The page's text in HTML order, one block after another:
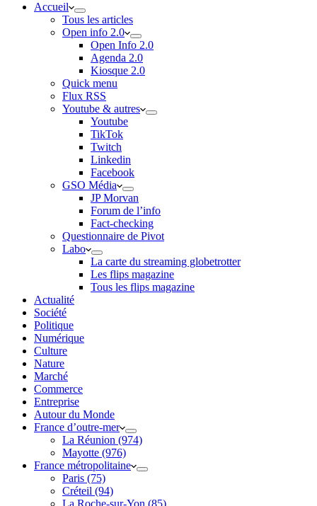
Accueil
Tous les articles
Open info 2.0
Open Info 2.0
Agenda 2.0
Kiosque 2.0
Quick menu
Flux RSS
Youtube & autres
Youtube
TikTok
Twitch
Linkedin
Facebook
GSO Média
JP Morvan
Forum de l’info
Fact-checking
Questionnaire de Pivot
Labo
La carte du streaming globetrotter
Les flips magazine
Tous les flips magazine
Actualité
Société
Politique
Numérique
Culture
Nature
Marché
Commerce
Entreprise
Autour du Monde
France d’outre-mer
La Réunion (974)
Mayotte (976)
France métropolitaine
Paris (75)
Créteil (94)
La Roche-sur-Yon (85)